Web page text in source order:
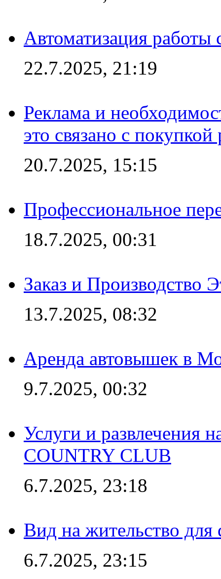
Автоматизация работы
22.7.2025, 21:19
Реклама и
это связано с покупкой
20.7.2025, 15:15
Профессиональное
18.7.2025, 00:31
Заказ и Производство
13.7.2025, 08:32
Аренда автовышек в
9.7.2025, 00:32
Услуги и развлечения
COUNTRY CLUB
6.7.2025, 23:18
Вид на жительство
6.7.2025, 23:15